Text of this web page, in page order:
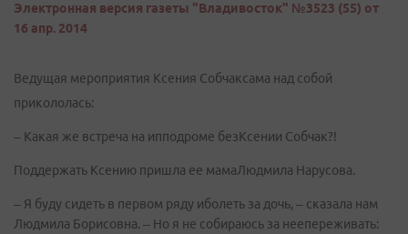
Электронная версия газеты "Владивосток" №3523 (55) от
16 апр. 2014
Ведущая мероприятия Ксения Собчаксама над собой
прикололась:
– Какая же встреча на ипподроме безКсении Собчак?!
Поддержать Ксению пришла ее мамаЛюдмила Нарусова.
– Я буду сидеть в первом ряду иболеть за дочь, – сказала нам
Людмила Борисовна. – Но я не собираюсь за неепереживать: